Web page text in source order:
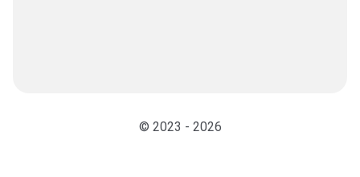
© 2023 - 2026